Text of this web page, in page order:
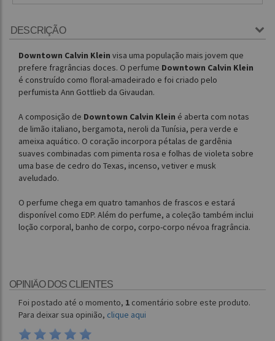
DESCRIÇÃO
Downtown Calvin Klein visa uma população mais jovem que
prefere fragrâncias doces. O perfume Downtown Calvin Klein
é construído como floral-amadeirado e foi criado pelo
perfumista Ann Gottlieb da Givaudan.
A composição de Downtown Calvin Klein é aberta com notas
de limão italiano, bergamota, neroli da Tunísia, pera verde e
ameixa aquático. O coração incorpora pétalas de gardênia
suaves combinadas com pimenta rosa e folhas de violeta sobre
uma base de cedro do Texas, incenso, vetiver e musk
aveludado.
O perfume chega em quatro tamanhos de frascos e estará
disponível como EDP. Além do perfume, a coleção também inclui
loção corporal, banho de corpo, corpo-corpo névoa fragrância.
OPINIÃO DOS CLIENTES
Foi postado até o momento, 1 comentário sobre este produto.
Para deixar sua opinião, clique aqui